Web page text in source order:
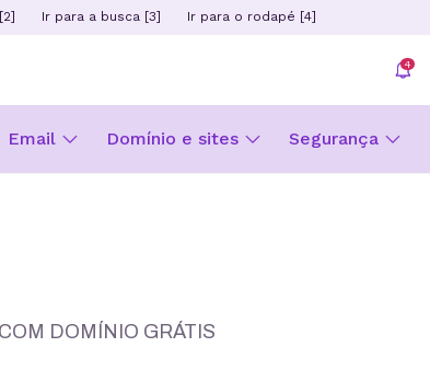
Ir para a busca [3] Ir para o rodapé [4]
4
Email Domínio e sites Segurança
DOMÍNIO GRÁTIS